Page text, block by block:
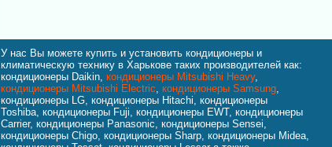
У нас Вы можете купить и установить кондиционеры и
климатическую технику в Харькове таких производителей как:
кондиционеры Daikin, кондиционеры Mitsubishi Heavy,
кондиционеры Mitsubishi Electric, кондиционеры Samsung,
кондиционеры LG, кондиционеры Hitachi, кондиционеры
Toshiba, кондиционеры Fuji, кондиционеры EWT, кондиционеры
Carrier, кондиционеры Panasonic, кондиционеры Sensei,
кондиционеры Chigo, кондиционеры Sharp, кондиционеры Midea,